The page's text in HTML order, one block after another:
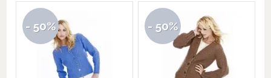
- 50% - 50%